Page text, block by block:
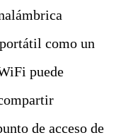
como un
puede
de acceso de